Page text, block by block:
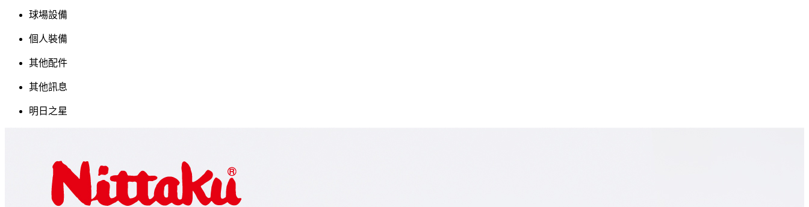
球場設備
個人裝備
其他配件
其他訊息
明日之星